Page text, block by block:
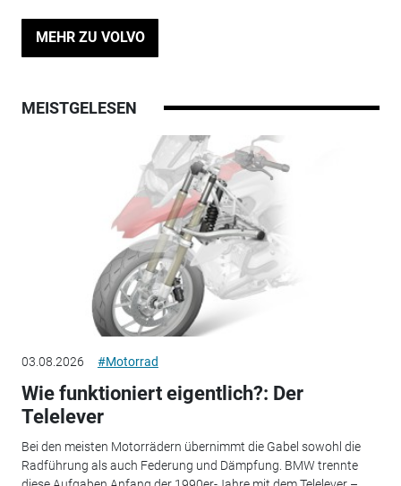
MEHR ZU VOLVO
MEISTGELESEN
03.08.2026 #Motorrad
Wie funktioniert eigentlich?: Der
Telelever
Bei den meisten Motorrädern übernimmt die Gabel sowohl die
Radführung als auch Federung und Dämpfung. BMW trennte